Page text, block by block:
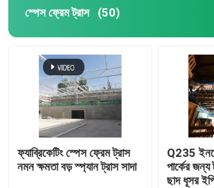
স্পেস ফ্রেম ট্রাস (50)
ফ্যাব্রিকেটিং স্পেস ফ্রেম ট্রাস
নমন ক্ষমতা বড় স্প্যান ট্রাস সাদা
Q235
পার্কের জন্য
ছাদ ধূসর